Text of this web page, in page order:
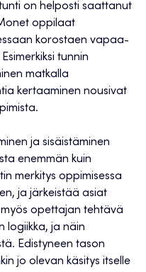
on helposti saattanut
oppilaat
korostaen vapaa-
tunnin
matkalla
kertaaminen nousivat
ja sisäistäminen
enemmän kuin
merkitys oppimisessa
ja järkeistää asiat
opettajan tehtävä
logiikka, ja näin
Edistyneen tason
jo olevan käsitys itselle